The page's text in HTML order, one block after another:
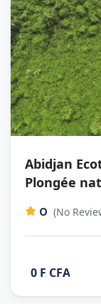
Abidjan
Plongée
0 (No
0 F CFA